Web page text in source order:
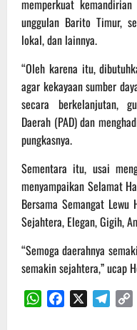
memperkuat
unggulan Barito Timur,
lokal, dan lainnya.
“Oleh karena itu,
agar kekayaan sumber
secara berkelanjutan,
Daerah (PAD) dan
pungkasnya.
Sementara itu, usai
menyampaikan Selamat
Bersama Semangat
Sejahtera, Elegan, Gigih,
“Semoga daerahnya
semakin sejahtera,” ucap